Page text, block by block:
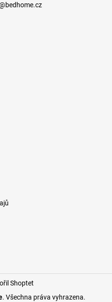
Shoptet
. Všechna práva vyhrazena.